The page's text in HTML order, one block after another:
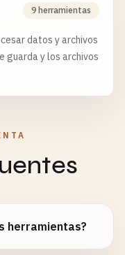
9 herramientas
datos y archivos
guarda y los archivos
herramientas?